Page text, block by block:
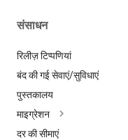
संसाधन
रिलीज़ टिप्पणियां
बंद की गई सेवाएं/सुविधाएं
पुस्तकालय
माइग्रेशन
दर की सीमाएं